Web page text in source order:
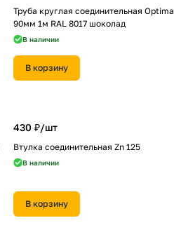
Труба круглая соединительная Optima
90мм 1м RAL 8017 шоколад
В наличии
В корзину
430 ₽/шт
Втулка соединительная Zn 125
В наличии
В корзину